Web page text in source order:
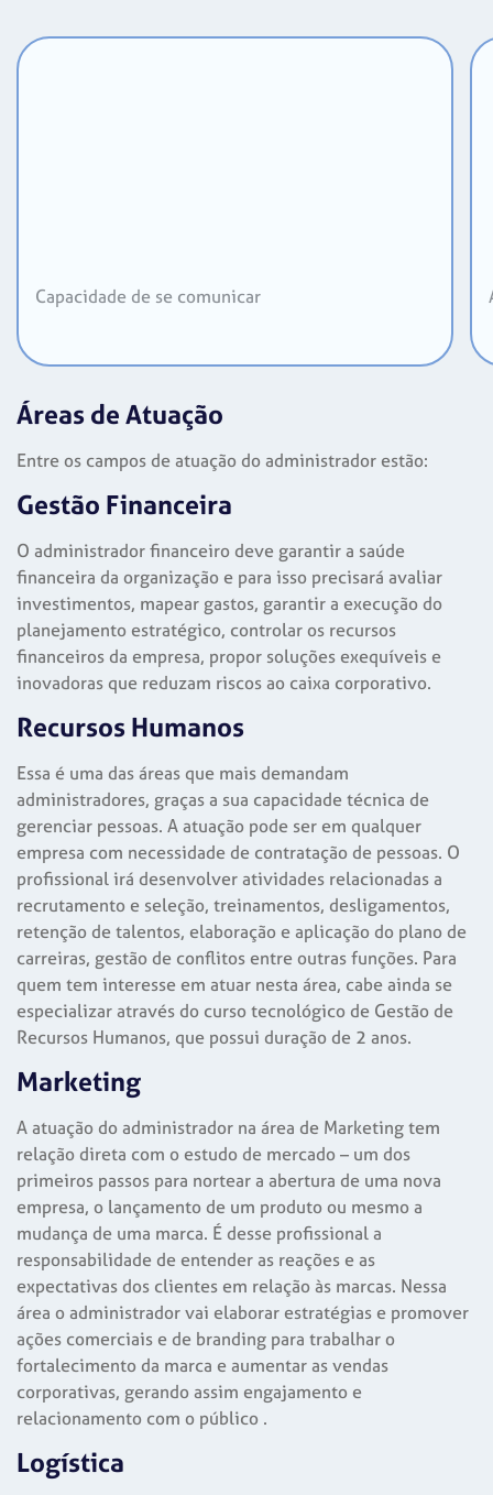
Capacidade de se comunicar
Áreas de Atuação
Entre os campos de atuação do administrador estão:
Gestão Financeira
O administrador financeiro deve garantir a saúde
financeira da organização e para isso precisará avaliar
investimentos, mapear gastos, garantir a execução do
planejamento estratégico, controlar os recursos
financeiros da empresa, propor soluções exequíveis e
inovadoras que reduzam riscos ao caixa corporativo.
Recursos Humanos
Essa é uma das áreas que mais demandam
administradores, graças a sua capacidade técnica de
gerenciar pessoas. A atuação pode ser em qualquer
empresa com necessidade de contratação de pessoas. O
profissional irá desenvolver atividades relacionadas a
recrutamento e seleção, treinamentos, desligamentos,
retenção de talentos, elaboração e aplicação do plano de
carreiras, gestão de conflitos entre outras funções. Para
quem tem interesse em atuar nesta área, cabe ainda se
especializar através do curso tecnológico de Gestão de
Recursos Humanos, que possui duração de 2 anos.
Marketing
A atuação do administrador na área de Marketing tem
relação direta com o estudo de mercado – um dos
primeiros passos para nortear a abertura de uma nova
empresa, o lançamento de um produto ou mesmo a
mudança de uma marca. É desse profissional a
responsabilidade de entender as reações e as
expectativas dos clientes em relação às marcas. Nessa
área o administrador vai elaborar estratégias e promover
ações comerciais e de branding para trabalhar o
fortalecimento da marca e aumentar as vendas
corporativas, gerando assim engajamento e
relacionamento com o público .
Logística